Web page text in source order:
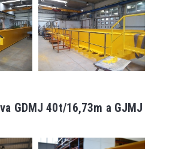
GDMJ 40t/16,73m a GJMJ